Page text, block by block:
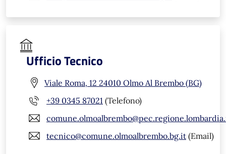
Ufficio Tecnico
Viale Roma, 12 24010 Olmo Al Brembo (BG)
+39 0345 87021 (Telefono)
tecnico@comune.olmoalbrembo.bg.it (Email)